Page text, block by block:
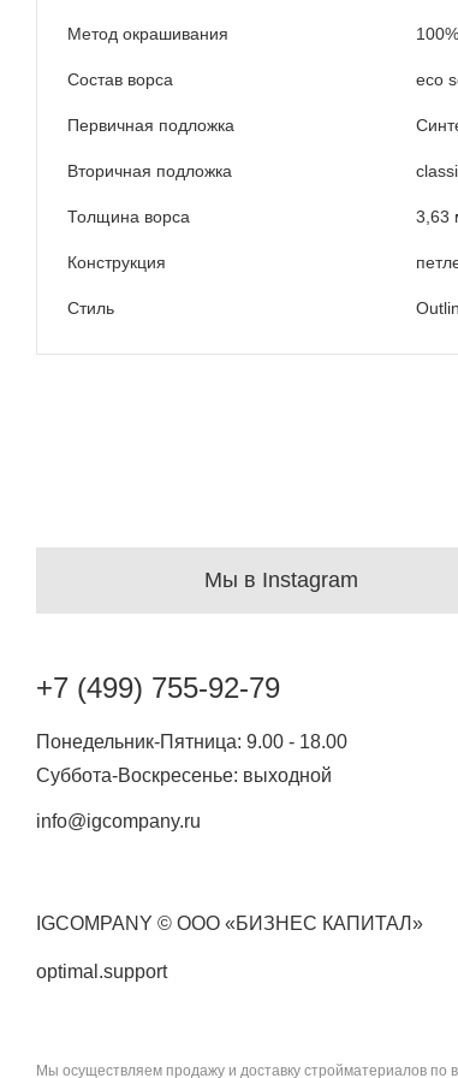
Метод окрашивания
Состав ворса eco
Первичная подложка
Вторичная подложка
Толщина ворса 3,63
Конструкция
Стиль
Мы в Instagram
+7 (499) 755-92-79
Понедельник-Пятница: 9.00 - 18.00
Суббота-Воскресенье: выходной
info@igcompany.ru
IGCOMPANY © ООО «БИЗНЕС КАПИТАЛ»
optimal.support
Мы осуществляем продажу и доставку стройматериалов по